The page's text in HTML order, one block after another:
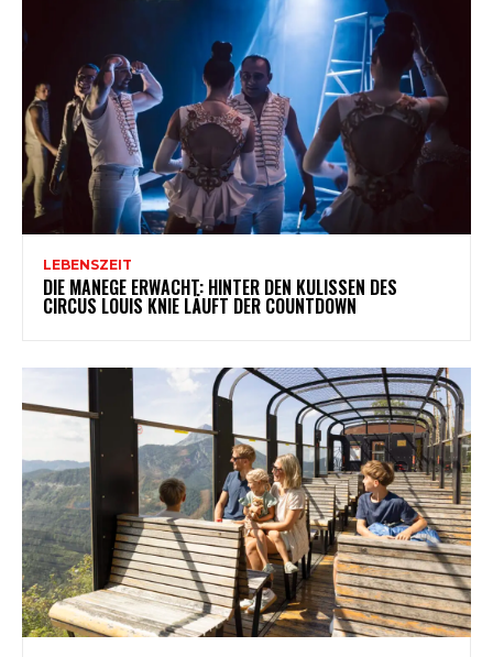
LEBENSZEIT
DIE MANEGE ERWACHT: HINTER DEN KULISSEN DES
CIRCUS LOUIS KNIE LÄUFT DER COUNTDOWN